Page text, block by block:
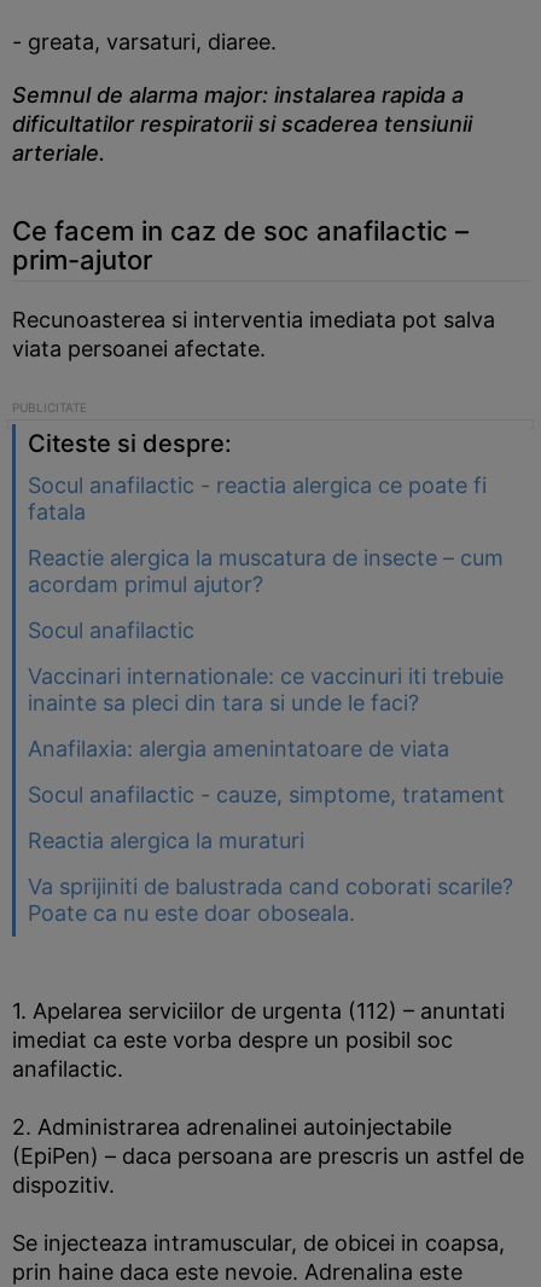
- greata, varsaturi, diaree.
Semnul de alarma major: instalarea rapida a
dificultatilor respiratorii si scaderea tensiunii
arteriale.
Ce facem in caz de soc anafilactic –
prim-ajutor
Recunoasterea si interventia imediata pot salva
viata persoanei afectate.
Citeste si despre:
Socul anafilactic - reactia alergica ce poate fi
fatala
Reactie alergica la muscatura de insecte – cum
acordam primul ajutor?
Socul anafilactic
Vaccinari internationale: ce vaccinuri iti trebuie
inainte sa pleci din tara si unde le faci?
Anafilaxia: alergia amenintatoare de viata
Socul anafilactic - cauze, simptome, tratament
Reactia alergica la muraturi
Va sprijiniti de balustrada cand coborati scarile?
Poate ca nu este doar oboseala.
1. Apelarea serviciilor de urgenta (112) – anuntati
imediat ca este vorba despre un posibil soc
anafilactic.
2. Administrarea adrenalinei autoinjectabile
(EpiPen) – daca persoana are prescris un astfel de
dispozitiv.
Se injecteaza intramuscular, de obicei in coapsa,
prin haine daca este nevoie. Adrenalina este